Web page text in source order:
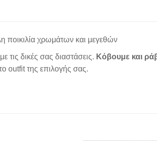
ποικιλία χρωμάτων και μεγεθών
δικές σας διαστάσεις. Κόβουμε και
outfit της επιλογής σας.